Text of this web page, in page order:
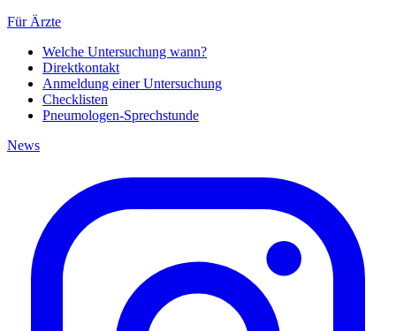
Für Ärzte
Welche Untersuchung wann?
Direktkontakt
Anmeldung einer Untersuchung
Checklisten
Pneumologen-Sprechstunde
News